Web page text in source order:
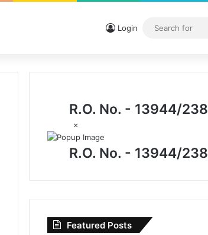
Login
R.O. No. - 13944/238
×
R.O. No. - 13944/238
Featured Posts